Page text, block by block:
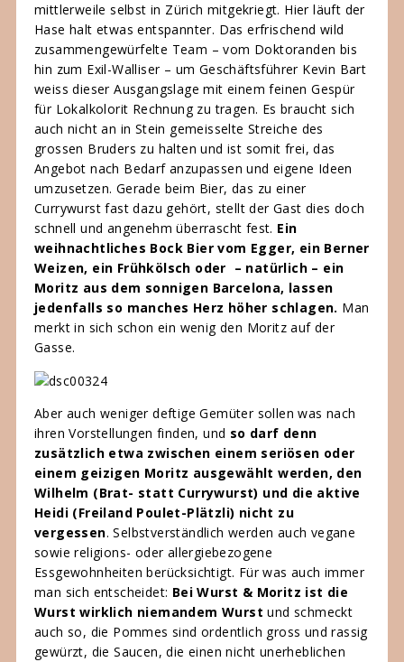
mittlerweile selbst in Zürich mitgekriegt. Hier läuft der
Hase halt etwas entspannter. Das erfrischend wild
zusammengewürfelte Team – vom Doktoranden bis
hin zum Exil-Walliser – um Geschäftsführer Kevin Bart
weiss dieser Ausgangslage mit einem feinen Gespür
für Lokalkolorit Rechnung zu tragen. Es braucht sich
auch nicht an in Stein gemeisselte Streiche des
grossen Bruders zu halten und ist somit frei, das
Angebot nach Bedarf anzupassen und eigene Ideen
umzusetzen. Gerade beim Bier, das zu einer
Currywurst fast dazu gehört, stellt der Gast dies doch
schnell und angenehm überrascht fest. Ein
weihnachtliches Bock Bier vom Egger, ein Berner
Weizen, ein Frühkölsch oder – natürlich – ein
Moritz aus dem sonnigen Barcelona, lassen
jedenfalls so manches Herz höher schlagen. Man
merkt in sich schon ein wenig den Moritz auf der
Gasse.
Aber auch weniger deftige Gemüter sollen was nach
ihren Vorstellungen finden, und so darf denn
zusätzlich etwa zwischen einem seriösen oder
einem geizigen Moritz ausgewählt werden, den
Wilhelm (Brat- statt Currywurst) und die aktive
Heidi (Freiland Poulet-Plätzli) nicht zu
vergessen. Selbstverständlich werden auch vegane
sowie religions- oder allergiebezogene
Essgewohnheiten berücksichtigt. Für was auch immer
man sich entscheidet: Bei Wurst & Moritz ist die
Wurst wirklich niemandem Wurst und schmeckt
auch so, die Pommes sind ordentlich gross und rassig
gewürzt, die Saucen, die einen nicht unerheblichen